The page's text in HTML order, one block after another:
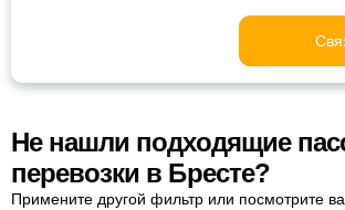
Не нашли подходящие
перевозки в Бресте?
Примените другой фильтр или посмотрите